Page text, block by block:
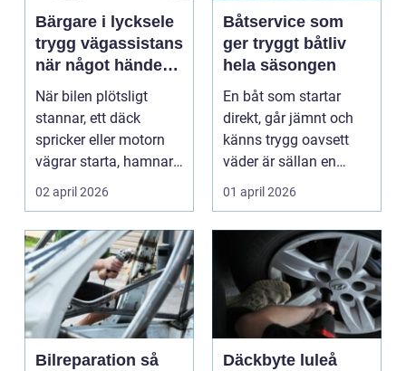
Bärgare i lycksele
trygg vägassistans
när något händer
på vägen
När bilen plötsligt
stannar, ett däck
spricker eller motorn
vägrar starta, hamnar
många i samma läge...
02 april 2026
Båtservice som
ger tryggt båtliv
hela säsongen
En båt som startar
direkt, går jämnt och
känns trygg oavsett
väder är sällan en
slump. Bakom varje
01 april 2026
Bilreparation så
Däckbyte luleå